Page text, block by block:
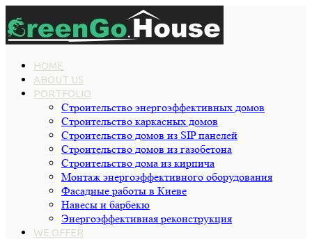
HOME
ABOUT US
PORTFOLIO
Строительство энергоэффективных домов
Строительство каркасных домов
Строительство домов из SIP панелей
Строительство домов из газобетона
Строительство дома из кирпича
Монтаж энергоэффективного оборудования
Фасадные работы в Киеве
Навесы и барбекю
Энергоэффективная реконструкция
WE OFFER